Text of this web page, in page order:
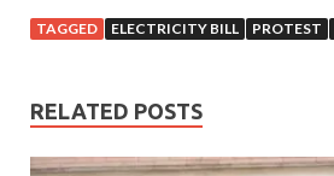
TAGGED ELECTRICITY BILL PROTEST
RELATED POSTS